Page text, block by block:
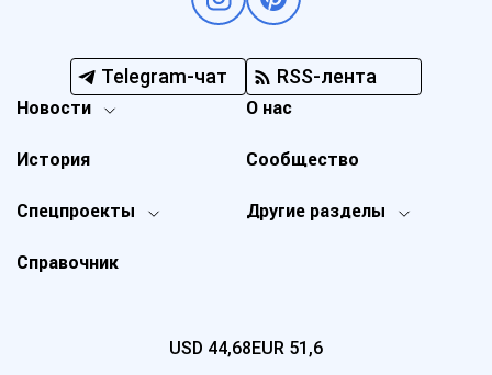
Telegram-чат RSS-лента
Новости
Спецпроекты Другие разделы
История
О нас
Справочник
Сообщество
USD 44,68EUR 51,6